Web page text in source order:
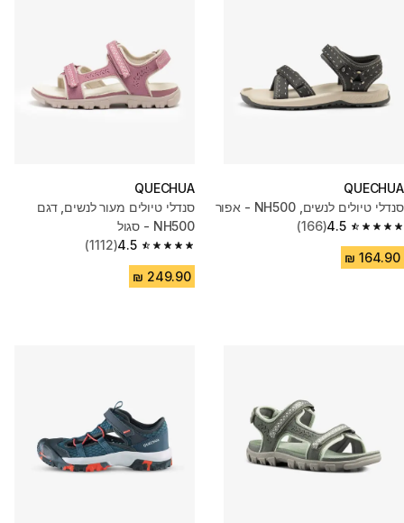
QUECHUA
סנדלי טיולים לנשים, NH500 - אפור
4.5
4.5 out of 5 stars from 166 reviews
(166)
QUECHUA
סנדלי טיולים מעור לנשים, דגם
NH500 - סגול
4.5
4.5 out of 5 stars from 1112 reviews
(1112)